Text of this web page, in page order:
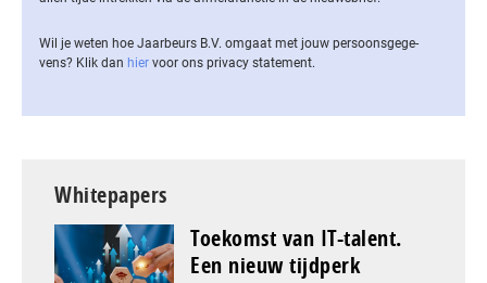
Wil je weten hoe Jaarbeurs B.V. omgaat met jouw per­soons­ge­ge­
vens? Klik dan hier voor ons privacy statement.
Whitepapers
Toekomst van IT-talent.
Een nieuw tijdperk